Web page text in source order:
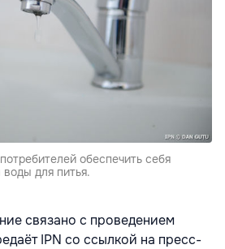
обеспечить себя
для питья.
связано с проведением
IPN со ссылкой на пресс-